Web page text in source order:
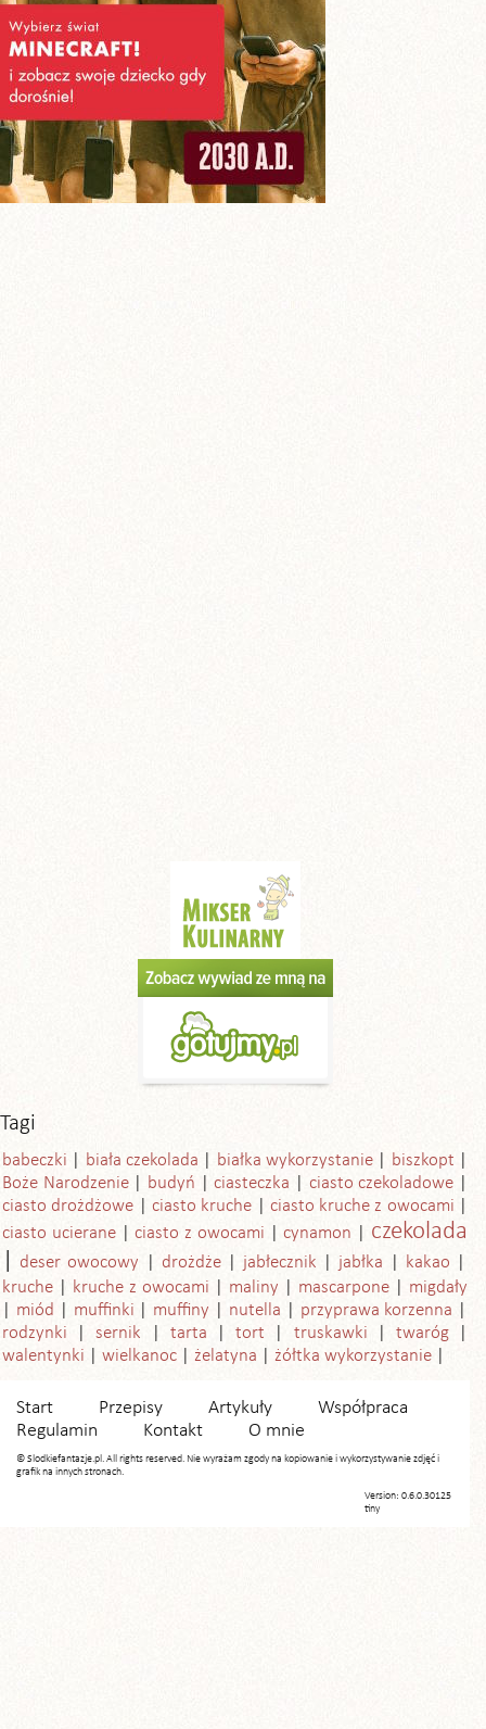
Tagi
babeczki biała czekolada białka wykorzystanie
biszkopt
Boże Narodzenie
budyń ciasteczka
ciasto czekoladowe
ciasto drożdżowe
ciasto kruche
ciasto kruche z owocami
ciasto ucierane
ciasto z owocami cynamon czekolada
deser owocowy drożdże jabłecznik jabłka
kakao
kruche
kruche z owocami maliny mascarpone
migdały
miód
muffinki muffiny nutella
przyprawa korzenna
rodzynki
sernik tarta tort truskawki
twaróg
walentynki
wielkanoc żelatyna żółtka wykorzystanie
Start Przepisy Artykuły
Współpraca
Regulamin
Kontakt O mnie
© Slodkiefantazje.pl. All rights reserved. Nie wyrażam zgody na kopiowanie i wykorzystywanie zdjęć i
grafik na innych stronach.
Version: 0.6.0.30125
tiny